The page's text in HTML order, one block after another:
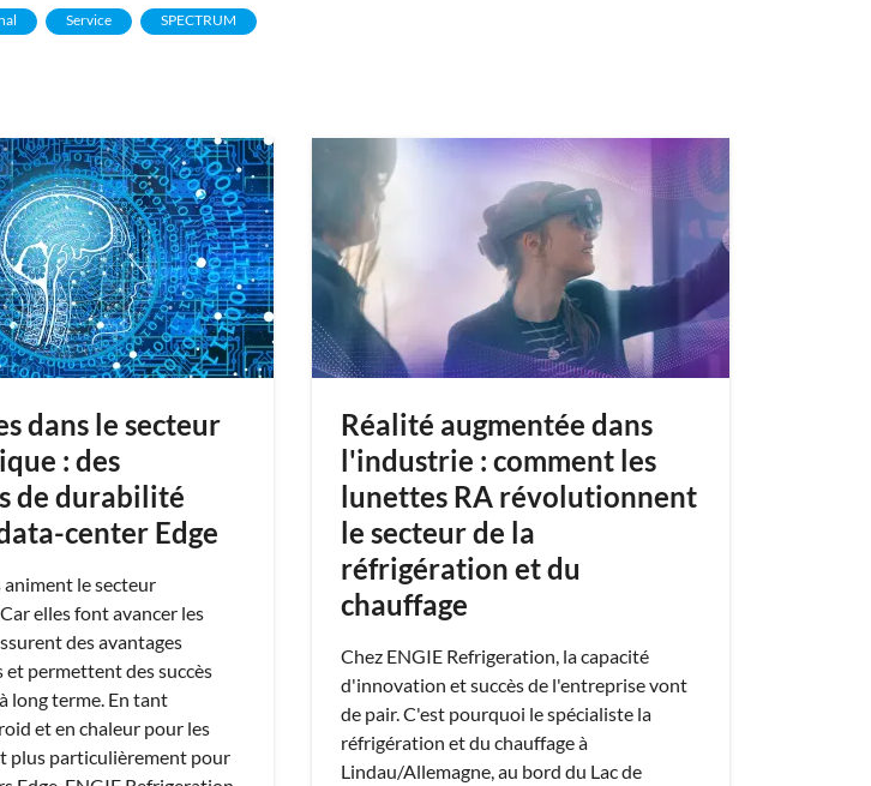
Service SPECTRUM
dans le secteur
: des
de durabilité
center Edge
animent le secteur
elles font avancer les
des avantages
permettent des succès
long terme. En tant
et en chaleur pour les
plus particulièrement pour
Réalité augmentée dans
l'industrie : comment les
lunettes RA révolutionnent
le secteur de la
réfrigération et du
chauffage
Chez ENGIE Refrigeration, la capacité
d'innovation et succès de l'entreprise vont
de pair. C'est pourquoi le spécialiste la
réfrigération et du chauffage à
Lindau/Allemagne, au bord du Lac de